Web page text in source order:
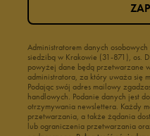
1
Jak zbieramy opinie?
Administratorem danych
siedzibą w Krakowie (31-871), os.
powyżej dane będą przetwarzane
administratora, za który uważa się
Podając swój adres mailowy
handlowych. Podanie danych jest
otrzymywania newslettera. Każdy
przetwarzania, a także żądania
lub ograniczenia przetwarzania